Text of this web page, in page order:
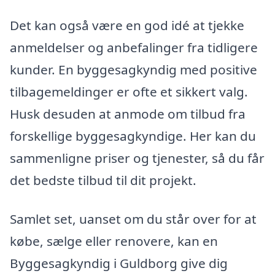
Det kan også være en god idé at tjekke
anmeldelser og anbefalinger fra tidligere
kunder. En byggesagkyndig med positive
tilbagemeldinger er ofte et sikkert valg.
Husk desuden at anmode om tilbud fra
forskellige byggesagkyndige. Her kan du
sammenligne priser og tjenester, så du får
det bedste tilbud til dit projekt.
Samlet set, uanset om du står over for at
købe, sælge eller renovere, kan en
Byggesagkyndig i Guldborg give dig